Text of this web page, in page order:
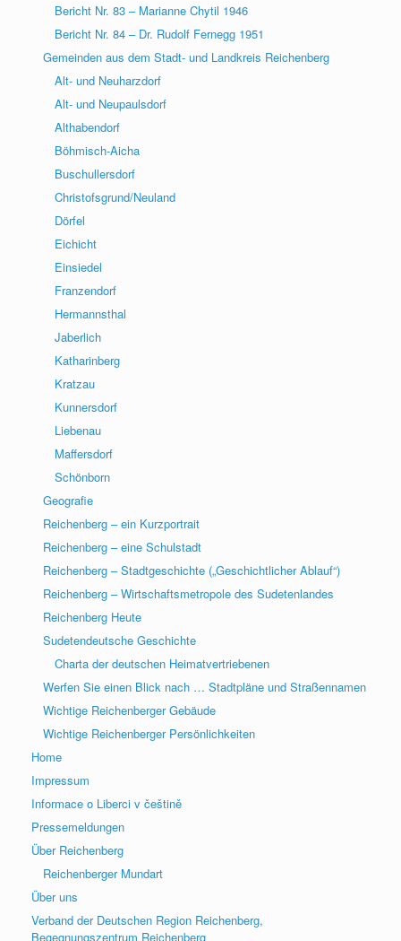
Bericht Nr. 83 – Marianne Chytil 1946
Bericht Nr. 84 – Dr. Rudolf Fernegg 1951
Gemeinden aus dem Stadt- und Landkreis Reichenberg
Alt- und Neuharzdorf
Alt- und Neupaulsdorf
Althabendorf
Böhmisch-Aicha
Buschullersdorf
Christofsgrund/Neuland
Dörfel
Eichicht
Einsiedel
Franzendorf
Hermannsthal
Jaberlich
Katharinberg
Kratzau
Kunnersdorf
Liebenau
Maffersdorf
Schönborn
Geografie
Reichenberg – ein Kurzportrait
Reichenberg – eine Schulstadt
Reichenberg – Stadtgeschichte („Geschichtlicher Ablauf“)
Reichenberg – Wirtschaftsmetropole des Sudetenlandes
Reichenberg Heute
Sudetendeutsche Geschichte
Charta der deutschen Heimatvertriebenen
Werfen Sie einen Blick nach … Stadtpläne und Straßennamen
Wichtige Reichenberger Gebäude
Wichtige Reichenberger Persönlichkeiten
Home
Impressum
Informace o Liberci v češtině
Pressemeldungen
Über Reichenberg
Reichenberger Mundart
Über uns
Verband der Deutschen Region Reichenberg,
Begegnungszentrum Reichenberg